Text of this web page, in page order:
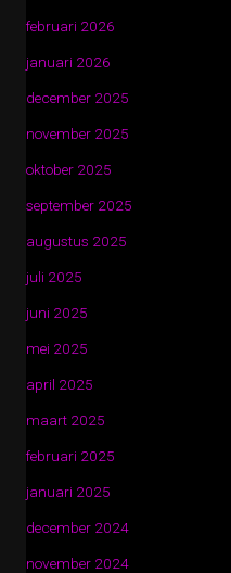
februari 2026
januari 2026
december 2025
november 2025
oktober 2025
september 2025
augustus 2025
juli 2025
juni 2025
mei 2025
april 2025
maart 2025
februari 2025
januari 2025
december 2024
november 2024